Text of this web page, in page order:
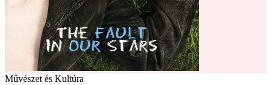
Művészet és Kultúra